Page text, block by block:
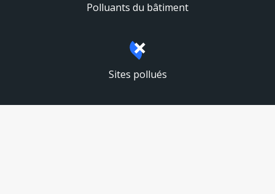
Polluants du bâtiment
Sites pollués